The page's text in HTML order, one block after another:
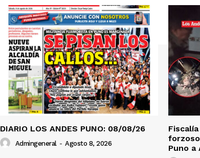
DIARIO LOS ANDES PUNO: 08/08/26
Admingeneral - Agosto 8, 2026
Puno a